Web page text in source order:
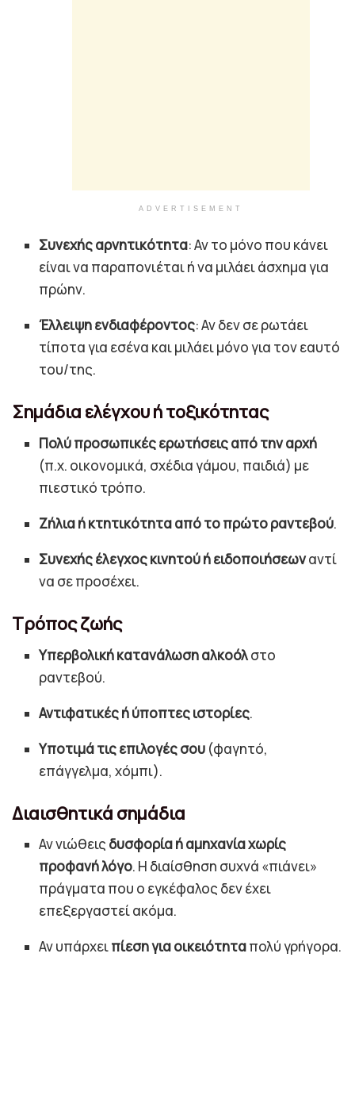
ADVERTISEMENT
Συνεχής αρνητικότητα: Αν το μόνο που κάνει
είναι να παραπονιέται ή να μιλάει άσχημα για
πρώην.
Έλλειψη ενδιαφέροντος: Αν δεν σε ρωτάει
τίποτα για εσένα και μιλάει μόνο για τον εαυτό
του/της.
Σημάδια ελέγχου ή τοξικότητας
Πολύ προσωπικές ερωτήσεις από την αρχή
(π.χ. οικονομικά, σχέδια γάμου, παιδιά) με
πιεστικό τρόπο.
Ζήλια ή κτητικότητα από το πρώτο ραντεβού.
Συνεχής έλεγχος κινητού ή ειδοποιήσεωναντί
να σε προσέχει.
Τρόπος ζωής
Υπερβολική κατανάλωση αλκοόλστο
ραντεβού.
Αντιφατικές ή ύποπτες ιστορίες.
Υποτιμά τις επιλογές σου (φαγητό,
επάγγελμα, χόμπι).
Διαισθητικά σημάδια
Αν νιώθεις δυσφορία ή αμηχανία χωρίς
προφανή λόγο. Η διαίσθηση συχνά «πιάνει»
πράγματα που ο εγκέφαλος δεν έχει
επεξεργαστεί ακόμα.
Αν υπάρχειπίεση για οικειότηταπολύ γρήγορα.